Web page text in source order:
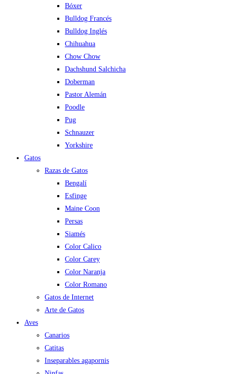
Bóxer
Bulldog Francés
Bulldog Inglés
Chihuahua
Chow Chow
Dachshund Salchicha
Doberman
Pastor Alemán
Poodle
Pug
Schnauzer
Yorkshire
Gatos
Razas de Gatos
Bengalí
Esfinge
Maine Coon
Persas
Siamés
Color Calico
Color Carey
Color Naranja
Color Romano
Gatos de Internet
Arte de Gatos
Aves
Canarios
Catitas
Inseparables agapornis